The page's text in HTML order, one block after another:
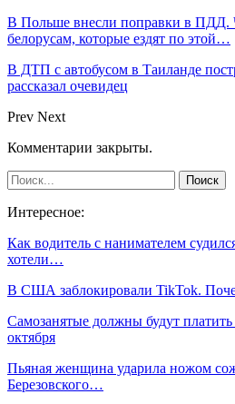
В Польше внесли поправки в ПДД.
белорусам, которые ездят по этой…
В ДТП с автобусом в Таиланде
рассказал очевидец
Prev Next
Комментарии закрыты.
Интересное:
Как водитель с нанимателем
хотели…
В США заблокировали TikTok.
Самозанятые должны будут
октября
Пьяная женщина ударила ножом
Березовского…